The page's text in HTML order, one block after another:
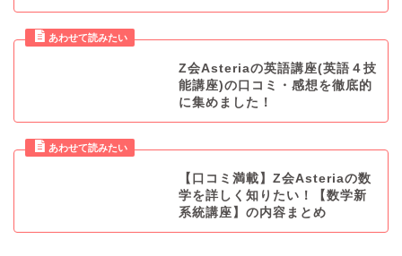
Z会Asteriaの英語講座(英語４技
能講座)の口コミ・感想を徹底的
に集めました！
【口コミ満載】Z会Asteriaの数
学を詳しく知りたい！【数学新
系統講座】の内容まとめ